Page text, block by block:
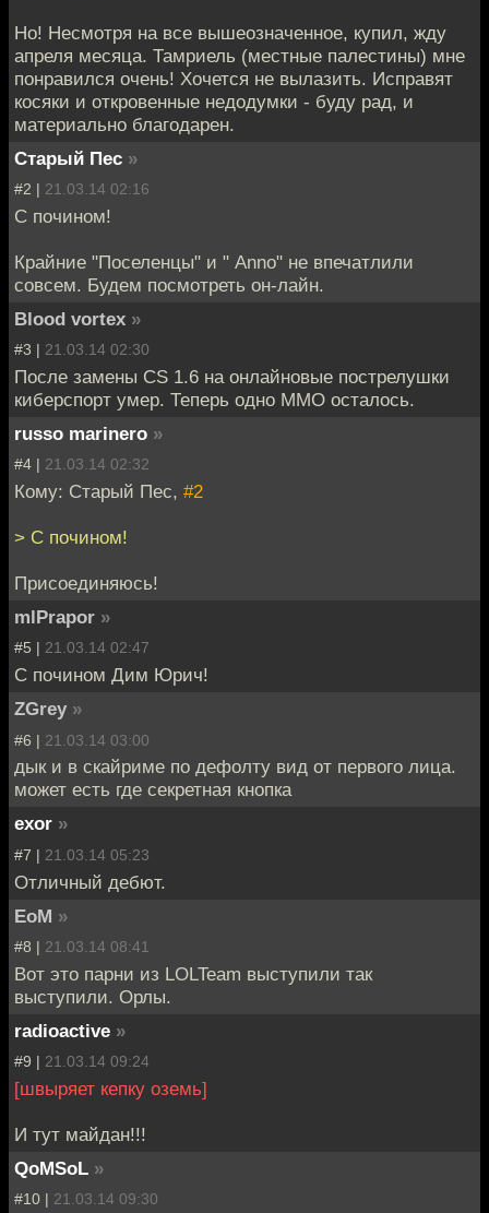
Но! Несмотря на все вышеозначенное, купил, жду
апреля месяца. Тамриель (местные палестины) мне
понравился очень! Хочется не вылазить. Исправят
косяки и откровенные недодумки - буду рад, и
материально благодарен.
Старый Пес »
#2 | 21.03.14 02:16
С почином!
Крайние "Поселенцы" и " Anno" не впечатлили
совсем. Будем посмотреть он-лайн.
Blood vortex »
#3 | 21.03.14 02:30
После замены CS 1.6 на онлайновые пострелушки
киберспорт умер. Теперь одно MMO осталось.
russo marinero »
#4 | 21.03.14 02:32
Кому: Старый Пес, #2
> С почином!
Присоединяюсь!
mlPrapor »
#5 | 21.03.14 02:47
С почином Дим Юрич!
ZGrey »
#6 | 21.03.14 03:00
дык и в скайриме по дефолту вид от первого лица.
может есть где секретная кнопка
exor »
#7 | 21.03.14 05:23
Отличный дебют.
EoM »
#8 | 21.03.14 08:41
Вот это парни из LOLTeam выступили так
выступили. Орлы.
radioactive »
#9 | 21.03.14 09:24
[швыряет кепку оземь]
И тут майдан!!!
QoMSoL »
#10 | 21.03.14 09:30